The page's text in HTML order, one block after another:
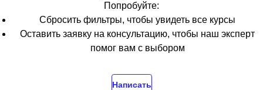
Попробуйте:
Сбросить фильтры, чтобы увидеть все курсы
Оставить заявку на консультацию, чтобы наш эксперт
помог вам с выбором
Написать